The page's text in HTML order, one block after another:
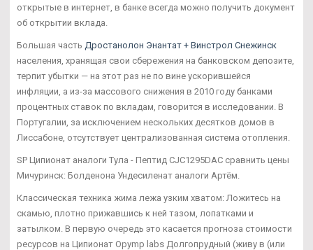
открытые в интернет, в банке всегда можно получить документ
об открытии вклада.
Большая часть Дростанолон Энантат + Винстрол Снежинск
населения, хранящая свои сбережения на банковском депозите,
терпит убытки — на этот раз не по вине ускорившейся
инфляции, а из-за массового снижения в 2010 году банками
процентных ставок по вкладам, говорится в исследовании. В
Португалии, за исключением нескольких десятков домов в
Лиссабоне, отсутствует централизованная система отопления.
SP Ципионат аналоги Тула - Пептид CJC1295DAC сравнить цены
Мичуринск: Болденона Ундесиленат аналоги Артём.
Классическая техника жима лежа узким хватом: Ложитесь на
скамью, плотно прижавшись к ней тазом, лопатками и
затылком. В первую очередь это касается прогноза стоимости
ресурсов на Ципионат Opymp labs Долгопрудный (живу в (или